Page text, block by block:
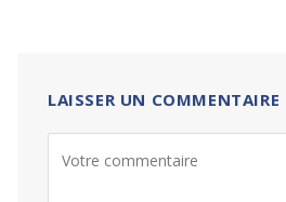
LAISSER UN COMMENTAIRE